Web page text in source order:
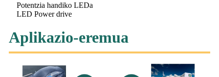
Potentzia handiko LEDa
LED Power drive
Aplikazio-eremua